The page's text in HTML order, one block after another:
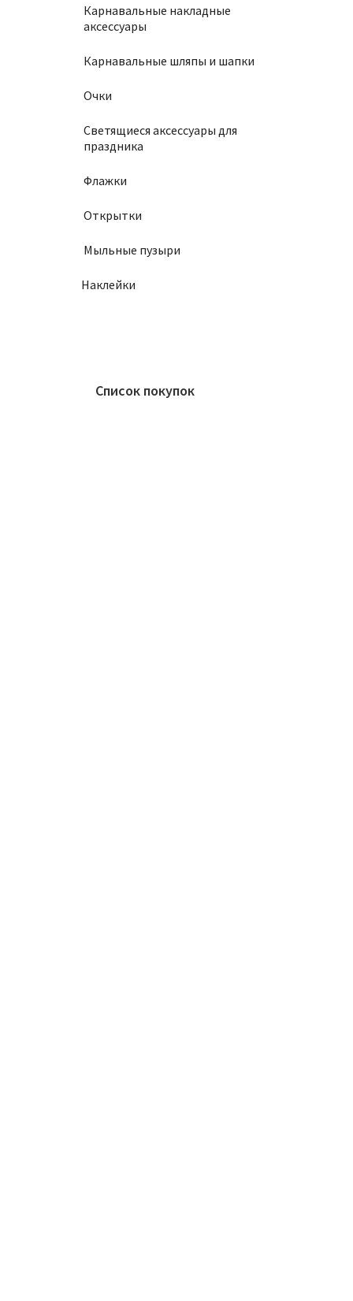
Карнавальные накладные
аксессуары
Карнавальные шляпы и шапки
Очки
Светящиеся аксессуары для
праздника
Флажки
Открытки
Мыльные пузыри
Наклейки
Список покупок